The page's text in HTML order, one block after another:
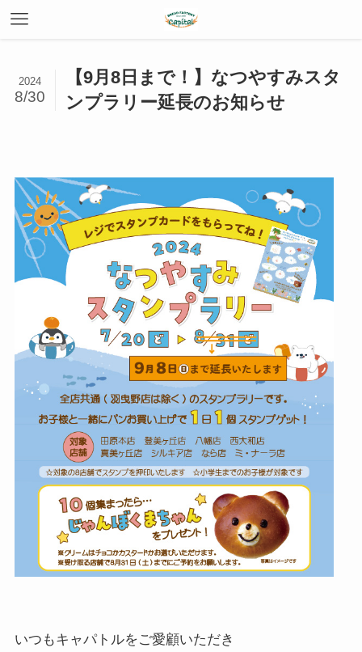
【9月8日まで！】なつやすみスタ
ンプラリー延長のお知らせ
2024
8/30
いつもキャパトルをご愛顧いただき